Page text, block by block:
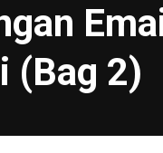
(Bag 2)